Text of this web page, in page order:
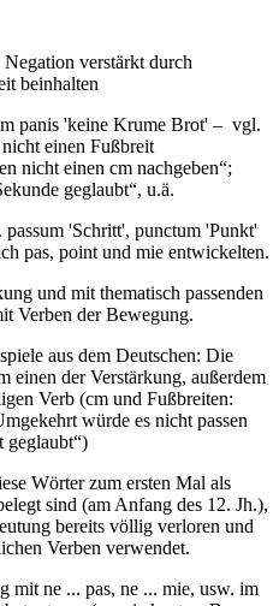
verstärkt durch
beinhalten
panis 'keine Krume Brot' – vgl.
einen Fußbreit
nicht einen cm nachgeben“;
geglaubt“, u.ä.
passum 'Schritt', punctum 'Punkt'
pas, point und mie entwickelten.
und mit thematisch passenden
Verben der Bewegung.
aus dem Deutschen: Die
einen der Verstärkung, außerdem
Verb (cm und Fußbreiten:
würde es nicht passen
geglaubt“)
Wörter zum ersten Mal als
sind (am Anfang des 12. Jh.),
bereits völlig verloren und
Verben verwendet.
mit ne ... pas, ne ... mie, usw. im